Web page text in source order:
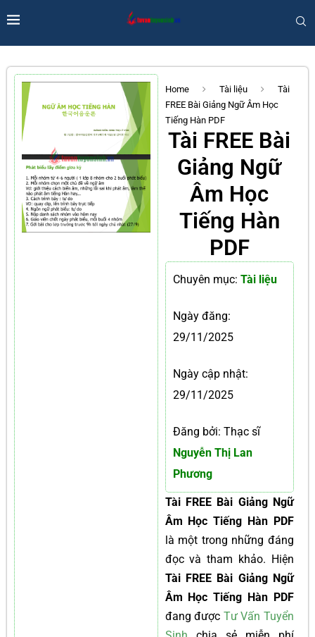
Home Tài liệu
Tài
FREE Bài Giảng Ngữ Âm Học
Tiếng Hàn PDF
Tài FREE Bài
Giảng Ngữ
Âm Học
Tiếng Hàn
PDF
Chuyên mục: Tài liệu
Ngày đăng:
29/11/2025
Ngày cập nhật:
29/11/2025
Đăng bởi: Thạc sĩ
Nguyễn Thị Lan
Phương
Tài FREE Bài Giảng Ngữ
Âm Học Tiếng Hàn PDF
là một trong những đáng
đọc và tham khảo. Hiện
Tài FREE Bài Giảng Ngữ
Âm Học Tiếng Hàn PDF
đang được Tư Vấn Tuyển